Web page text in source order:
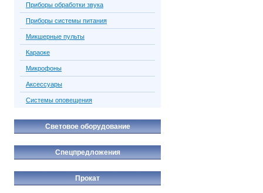
Приборы обработки звука
Приборы системы питания
Микшерные пульты
Караоке
Микрофоны
Аксессуары
Системы оповещения
Световое оборудование
Спецпредложения
Прокат